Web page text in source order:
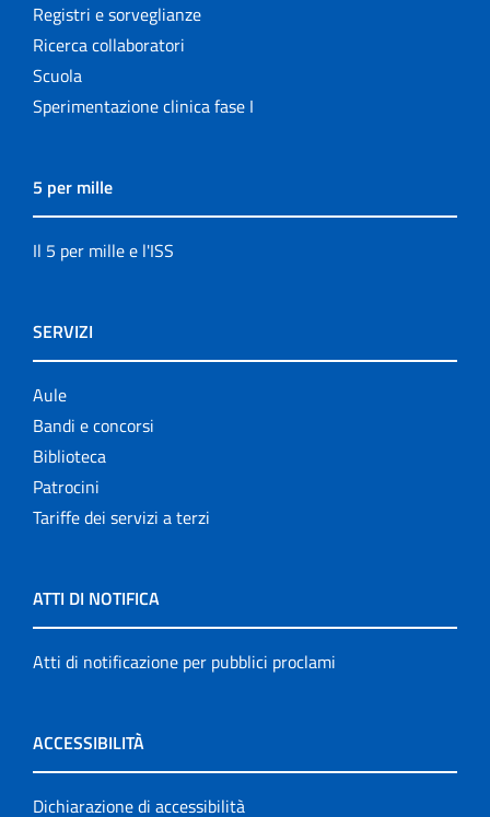
Registri e sorveglianze
Ricerca collaboratori
Scuola
Sperimentazione clinica fase I
5 per mille
Il 5 per mille e l'ISS
SERVIZI
Aule
Bandi e concorsi
Biblioteca
Patrocini
Tariffe dei servizi a terzi
ATTI DI NOTIFICA
Atti di notificazione per pubblici proclami
ACCESSIBILITÀ
Dichiarazione di accessibilità